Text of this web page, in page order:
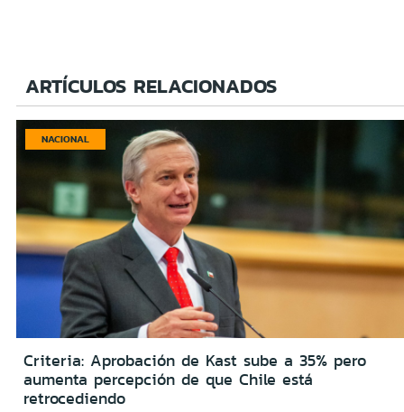
ARTÍCULOS RELACIONADOS
NACIONAL
Criteria: Aprobación de Kast sube a 35% pero
aumenta percepción de que Chile está
retrocediendo